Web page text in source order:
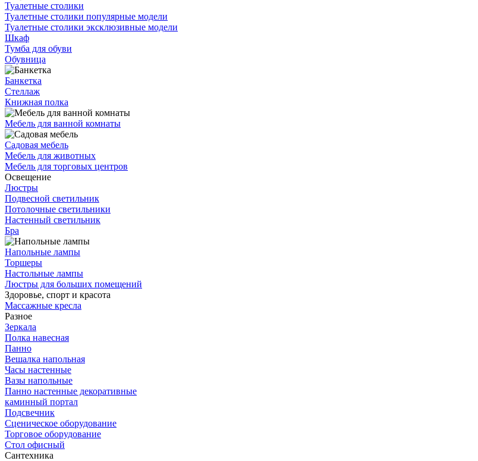
Туалетные столики
Туалетные столики популярные модели
Туалетные столики эксклюзивные модели
Шкаф
Тумба для обуви
Обувница
Банкетка
Стеллаж
Книжная полка
Мебель для ванной комнаты
Садовая мебель
Мебель для животных
Мебель для торговых центров
Освещение
Люстры
Подвесной светильник
Потолочные светильники
Настенный светильник
Бра
Напольные лампы
Торшеры
Настольные лампы
Люстры для больших помещений
Здоровье, спорт и красота
Массажные кресла
Разное
Зеркала
Полка навесная
Панно
Вешалка напольная
Часы настенные
Вазы напольные
Панно настенные декоративные
каминный портал
Подсвечник
Сценическое оборудование
Торговое оборудование
Стол офисный
Сантехника